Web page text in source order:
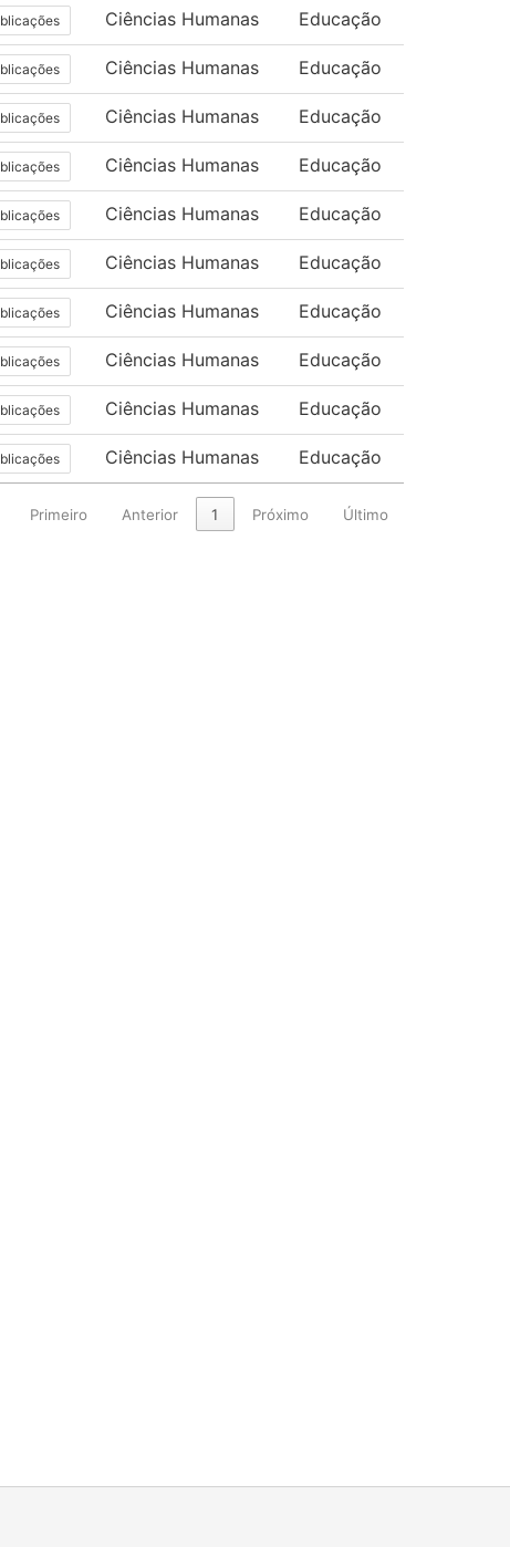
Ciências Humanas Educação
Ciências Humanas Educação
Ciências Humanas Educação
Ciências Humanas Educação
Ciências Humanas Educação
Ciências Humanas Educação
Ciências Humanas Educação
Ciências Humanas Educação
Ciências Humanas Educação
Ciências Humanas Educação
Primeiro Anterior 1 Próximo Último